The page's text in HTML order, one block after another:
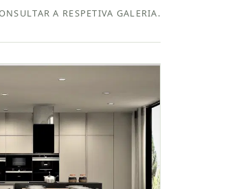
A RESPETIVA GALERIA.